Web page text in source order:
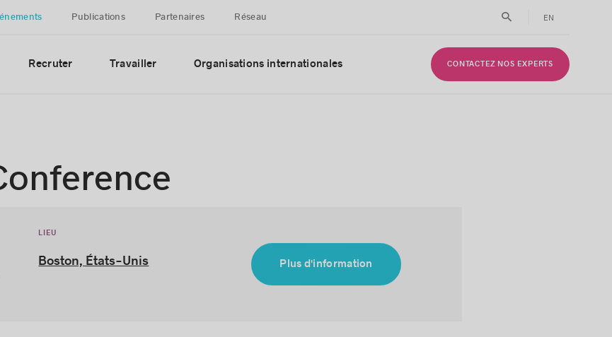
Publications Partenaires Réseau EN
Recruter Travailler Organisations internationales CONTACTEZ NOS EXPERTS
LIEU
Boston, États-Unis Plus d'information